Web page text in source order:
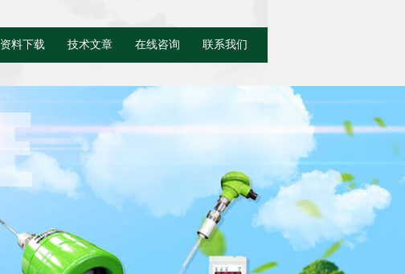
资料下载 技术文章 在线咨询 联系我们